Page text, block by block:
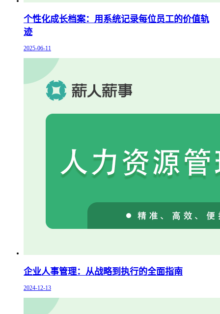
个性化成长档案：用系统记录每位员工的价值轨
迹
2025-06-11
企业人事管理：从战略到执行的全面指南
2024-12-13